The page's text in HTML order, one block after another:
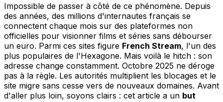
Impossible de passer à côté de ce phénomène. Depuis
des années, des millions d'internautes français se
connectent chaque mois sur des plateformes non
officielles pour visionner films et séries sans débourser
un euro. Parmi ces sites figure French Stream, l'un des
plus populaires de l'Hexagone. Mais voilà le hitch : son
adresse change constamment. Octobre 2025 ne déroge
pas à la règle. Les autorités multiplient les blocages et le
site migre sans cesse vers de nouveaux domaines. Avant
d'aller plus loin, soyons clairs : cet article a un but